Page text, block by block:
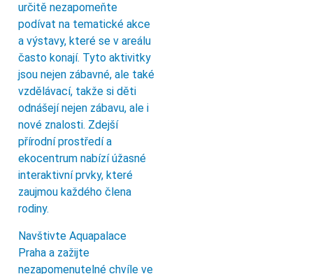
určitě nezapomeňte
podívat na tematické akce
a výstavy, které se v areálu
často konají. Tyto aktivitky
jsou nejen zábavné, ale také
vzdělávací, takže si děti
odnášejí nejen zábavu, ale i
nové znalosti. Zdejší
přírodní prostředí a
ekocentrum nabízí úžasné
interaktivní prvky, které
zaujmou každého člena
rodiny.
Navštivte Aquapalace
Praha a zažijte
nezapomenutelné chvíle ve